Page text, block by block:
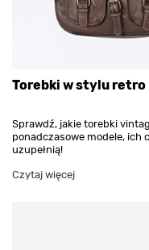
Torebki w stylu
Sprawdź, jakie torebki
ponadczasowe modele, ich
uzupełnią!
Czytaj więcej